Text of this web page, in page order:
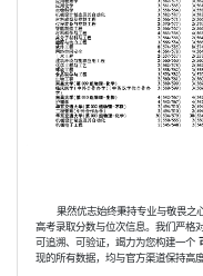
果然优志始终秉持专业与敬畏之
高考录取分数与位次信息。我们严格
可追溯、可验证，竭力为您构建一个
现的所有数据，均与官方渠道保持高